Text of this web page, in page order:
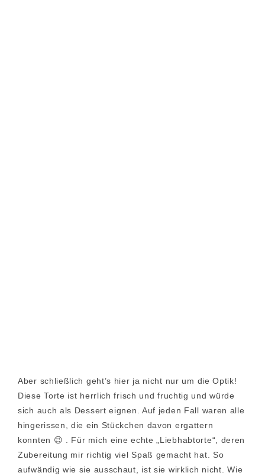
Aber schließlich geht’s hier ja nicht nur um die Optik!
Diese Torte ist herrlich frisch und fruchtig und würde
sich auch als Dessert eignen. Auf jeden Fall waren alle
hingerissen, die ein Stückchen davon ergattern
konnten 😉 . Für mich eine echte „Liebhabtorte“, deren
Zubereitung mir richtig viel Spaß gemacht hat. So
aufwändig wie sie ausschaut, ist sie wirklich nicht. Wie